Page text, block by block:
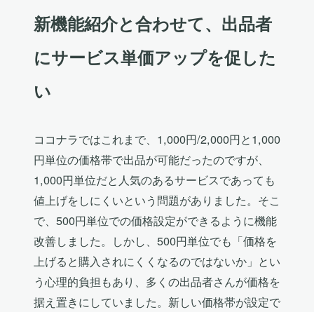
新機能紹介と合わせて、出品者
にサービス単価アップを促した
い
ココナラではこれまで、1,000円/2,000円と1,000
円単位の価格帯で出品が可能だったのですが、
1,000円単位だと人気のあるサービスであっても
値上げをしにくいという問題がありました。そこ
で、500円単位での価格設定ができるように機能
改善しました。しかし、500円単位でも「価格を
上げると購入されにくくなるのではないか」とい
う心理的負担もあり、多くの出品者さんが価格を
据え置きにしていました。新しい価格帯が設定で